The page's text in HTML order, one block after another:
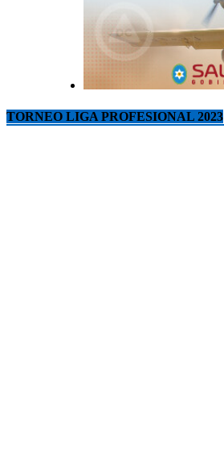
TORNEO LIGA PROFESIONAL 2023